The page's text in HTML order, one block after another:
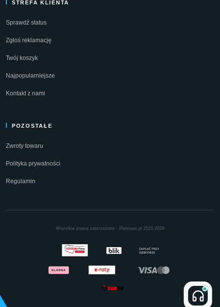
STREFA KLIENTA
Sprawdź status
Zgłoś reklamację
Twój koszyk
Najpopularniejsze
Kontakt z nami
POZOSTAŁE
Zwroty towaru
Polityka prywatności
Regulamin
Wszelkie prawa zastrzeżone - Pietrowe.pl 2021-2026
KLARNA